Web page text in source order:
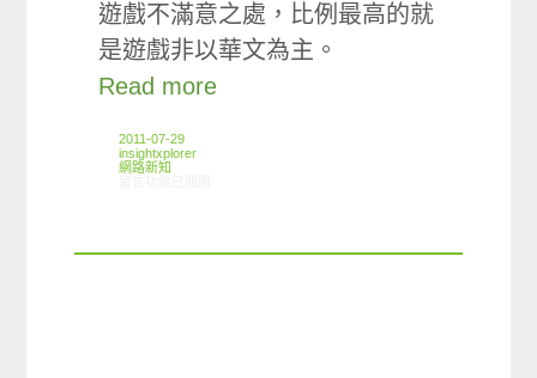
遊戲不滿意之處，比例最高的就
是遊戲非以華文為主。
Read more
2011-07-29
insightxplorer
網路新知